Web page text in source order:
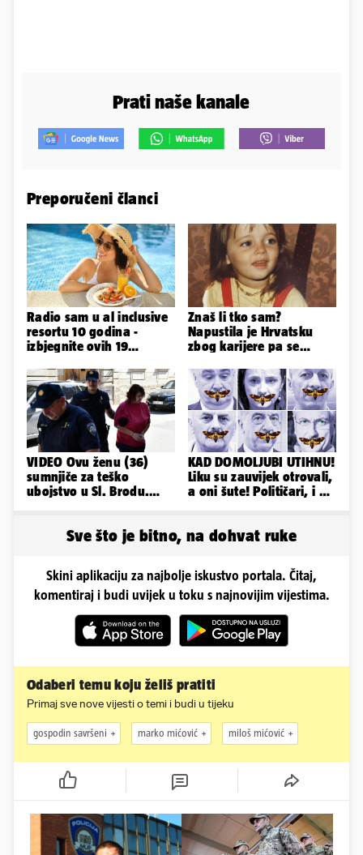
Prati naše kanale
Preporučeni članci
Radio sam u al inclusive
resortu 10 godina -
izbjegnite ovih 19
odmor
Znaš li tko sam?
Napustila je Hrvatsku
zbog karijere pa se
starijeg
VIDEO Ovu ženu (36)
sumnjiče za teško
ubojstvo u Sl. Brodu.
KAD DOMOLJUBI UTIHNU!
Liku su zauvijek otrovali,
a oni šute! Političari, i vi
Sve što je bitno, na dohvat ruke
Skini aplikaciju za najbolje iskustvo portala. Čitaj,
komentiraj i budi uvijek u toku s najnovijim vijestima.
Odaberi temu koju želiš pratiti
Primaj sve nove vijesti o temi i budi u tijeku
gospodin savršeni marko mićović miloš mićović